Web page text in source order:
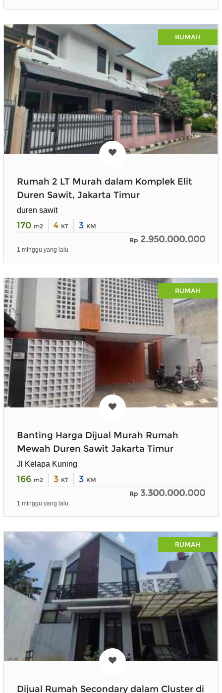
RUMAH
Rumah 2 LT Murah dalam Komplek Elit
Duren Sawit, Jakarta Timur
duren sawit
170 m2 4 KT 3 KM
Rp 2.950.000.000
1 minggu yang lalu
RUMAH
Banting Harga Dijual Murah Rumah
Mewah Duren Sawit Jakarta Timur
Jl Kelapa Kuning
166 m2 3 KT 3 KM
Rp 3.300.000.000
1 minggu yang lalu
RUMAH
Dijual Rumah Secondary dalam Cluster di